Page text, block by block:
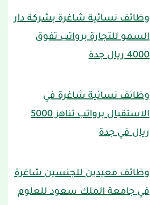
وظائف نسائية شاغرة بشركة دار
السمو للتجارة برواتب تفوق
4000 ريال جدة
وظائف نسائية شاغرة في
الاستقبال برواتب تناهز 5000
ريال في جدة
وظائف معيدين للجنسين شاغرة
في جامعة الملك سعود للعلوم